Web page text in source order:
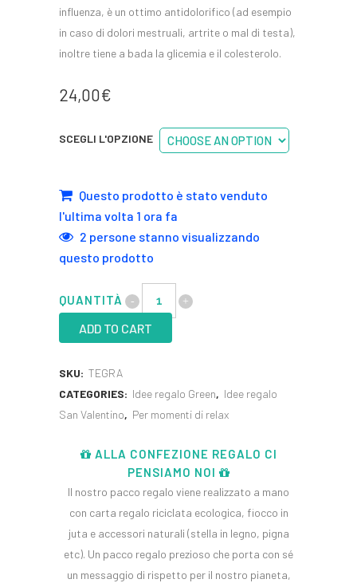
influenza, è un ottimo antidolorifico (ad esempio
in caso di dolori mestruali, artrite o mal di testa),
inoltre tiene a bada la glicemia e il colesterolo.
24,00€
SCEGLI L'OPZIONE
Questo prodotto è stato venduto
l'ultima volta 1 ora fa
2 persone stanno visualizzando
questo prodotto
QUANTITÀ
ADD TO CART
SKU: TEGRA
CATEGORIES: Idee regalo Green, Idee regalo
San Valentino, Per momenti di relax
ALLA CONFEZIONE REGALO CI
PENSIAMO NOI
Il nostro pacco regalo viene realizzato a mano
con carta regalo riciclata ecologica, fiocco in
juta e accessori naturali (stella in legno, pigna
etc). Un pacco regalo prezioso che porta con sé
un messaggio di rispetto per il nostro pianeta,